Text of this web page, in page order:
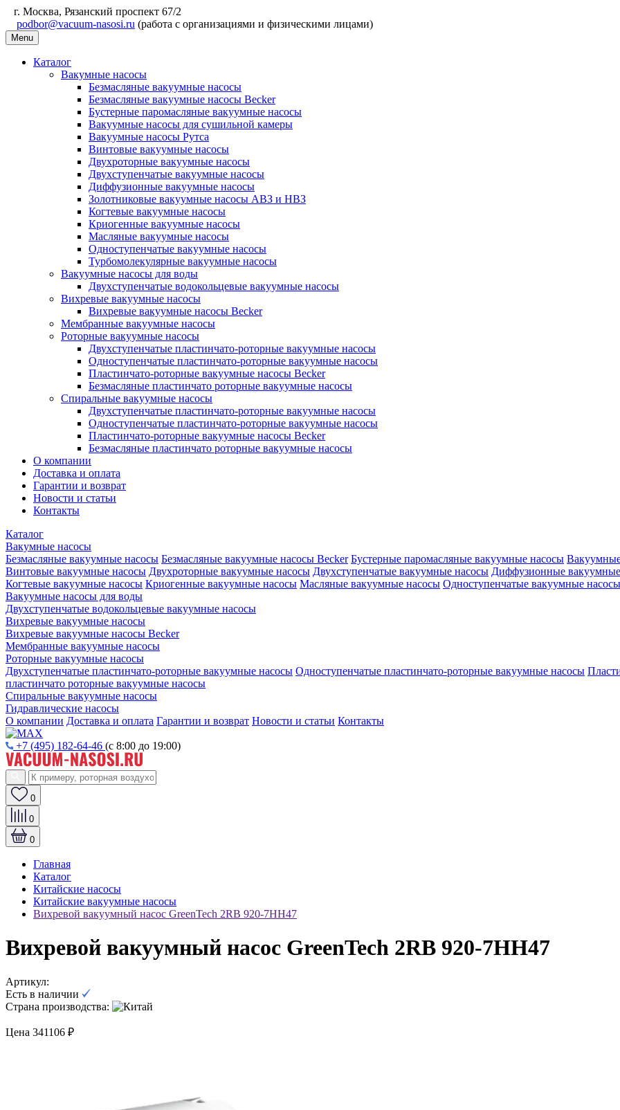
г. Москва, Рязанский проспект 67/2
podbor@vacuum-nasosi.ru (работа с организациями и физическими лицами)
Menu
Каталог
Вакумные насосы
Безмасляные вакуумные насосы
Безмасляные вакуумные насосы Becker
Бустерные паромасляные вакуумные насосы
Вакуумные насосы для сушильной камеры
Вакуумные насосы Рутса
Винтовые вакуумные насосы
Двухроторные вакуумные насосы
Двухступенчатые вакуумные насосы
Диффузионные вакуумные насосы
Золотниковые вакуумные насосы АВЗ и НВЗ
Когтевые вакуумные насосы
Криогенные вакуумные насосы
Масляные вакуумные насосы
Одноступенчатые вакуумные насосы
Турбомолекулярные вакуумные насосы
Вакуумные насосы для воды
Двухступенчатые водокольцевые вакуумные насосы
Вихревые вакуумные насосы
Вихревые вакуумные насосы Becker
Мембранные вакуумные насосы
Роторные вакуумные насосы
Двухступенчатые пластинчато-роторные вакуумные насосы
Одноступенчатые пластинчато-роторные вакуумные насосы
Пластинчато-роторные вакуумные насосы Becker
Безмасляные пластинчато роторные вакуумные насосы
Спиральные вакуумные насосы
Двухступенчатые пластинчато-роторные вакуумные насосы
Одноступенчатые пластинчато-роторные вакуумные насосы
Пластинчато-роторные вакуумные насосы Becker
Безмасляные пластинчато роторные вакуумные насосы
О компании
Доставка и оплата
Гарантии и возврат
Новости и статьи
Контакты
Каталог
Вакумные насосы
Безмасляные вакуумные насосы Безмасляные вакуумные насосы Becker Бустерные паромасляные вакуумные насосы
Винтовые вакуумные насосы Двухроторные вакуумные насосы Двухступенчатые вакуумные насосы Диффузионные
Когтевые вакуумные насосы Криогенные вакуумные насосы Масляные вакуумные насосы Одноступенчатые вакуумные насосы
Вакуумные насосы для воды
Двухступенчатые водокольцевые вакуумные насосы
Вихревые вакуумные насосы
Вихревые вакуумные насосы Becker
Мембранные вакуумные насосы
Роторные вакуумные насосы
Двухступенчатые пластинчато-роторные вакуумные насосы Одноступенчатые пластинчато-роторные вакуумные насосы
пластинчато роторные вакуумные насосы
Спиральные вакуумные насосы
Гидравлические насосы
О компании Доставка и оплата Гарантии и возврат Новости и статьи Контакты
+7 (495) 182-64-46 (с 8:00 до 19:00)
0
0
0
Главная
Каталог
Китайские насосы
Китайские вакуумные насосы
Вихревой вакуумный насос GreenTech 2RB 920-7HH47
Вихревой вакуумный насос GreenTech 2RB 920-7HH47
Артикул:
Есть в наличии
Страна производства:
Цена 341106 ₽